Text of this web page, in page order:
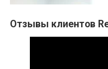
Отзывы клиентов